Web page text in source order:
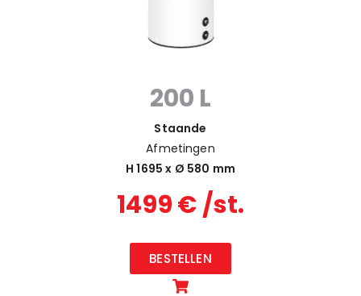
200 L
Staande
Afmetingen
H 1695 x Ø 580 mm
1499 € /st.
BESTELLEN